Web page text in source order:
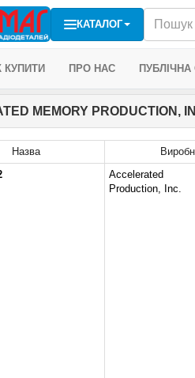
КАТАЛОГ
КУПИТИ ПРО НАС
MEMORY PRODUCTION,
Назва
Production, Inc.